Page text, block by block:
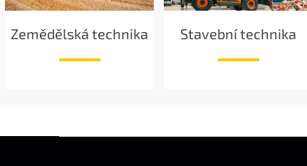
Zemědělská technika Stavební technika